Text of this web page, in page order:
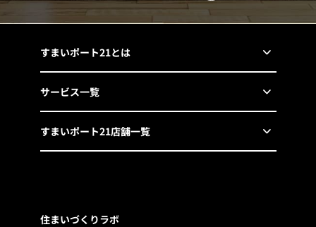
すまいポート21とは
サービス一覧
すまいポート21店舗一覧
住まいづくりラボ